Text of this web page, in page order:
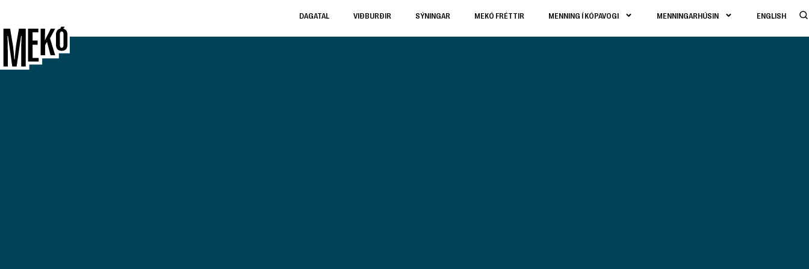
DAGATAL VIÐBURÐIR SÝNINGAR MEKÓ FRÉTTIR MENNING Í KÓPAVOGI MENNINGARHÚSIN ENGLISH